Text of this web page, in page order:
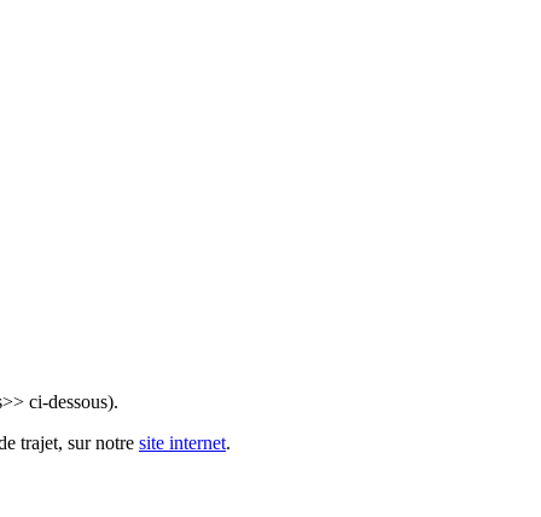
ci-dessous).
trajet, sur notre site internet.